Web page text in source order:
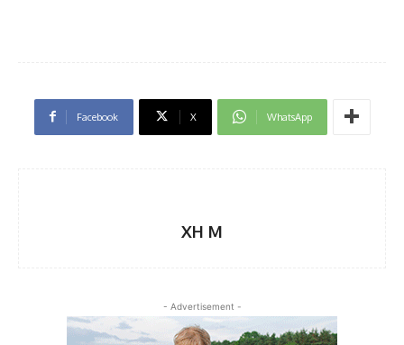
Facebook X WhatsApp
XH M
- Advertisement -